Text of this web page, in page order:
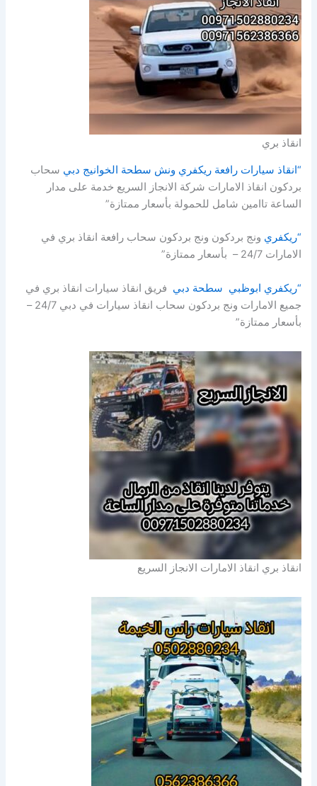
انقاذ بري
“انقاذ سيارات رافعة ريكفري ونش سطحة الخوانيج دبي سحاب
بردكون انقاذ الامارات شركة الانجاز السريع خدمة على مدار
الساعة تاامين شامل للحمولة بأسعار ممتازة”
“ريكفري ونج بردكون ونج بردكون سحاب رافعة انقاذ بري في
الامارات 24/7 – بأسعار ممتازة”
“ريكفري ابوظبي سطحة دبي فريق انقاذ سيارات انقاذ بري في
جميع الامارات ونج بردكون سحاب انقاذ سيارات في دبي 24/7 –
بأسعار ممتازة”
انقاذ بري انقاذ الامارات الانجاز السريع